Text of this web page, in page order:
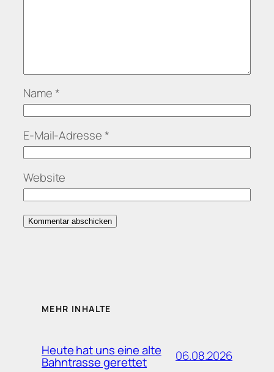
Name *
E-Mail-Adresse *
Website
MEHR INHALTE
Heute hat uns eine alte
Bahntrasse gerettet 06.08.2026